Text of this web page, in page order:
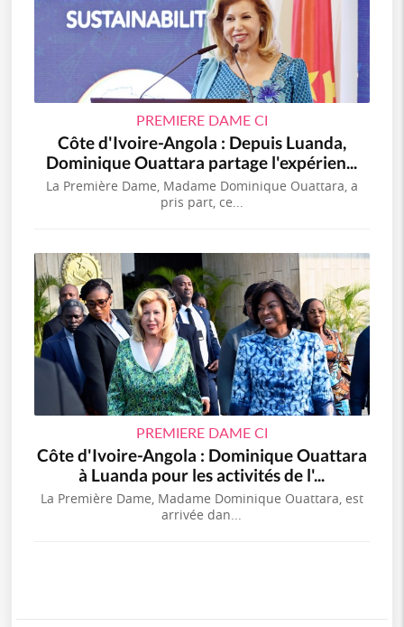
PREMIERE DAME CI
Côte d'Ivoire-Angola : Depuis Luanda,
Dominique Ouattara partage l'expérien...
La Première Dame, Madame Dominique Ouattara, a
pris part, ce...
PREMIERE DAME CI
Côte d'Ivoire-Angola : Dominique Ouattara
à Luanda pour les activités de l'...
La Première Dame, Madame Dominique Ouattara, est
arrivée dan...